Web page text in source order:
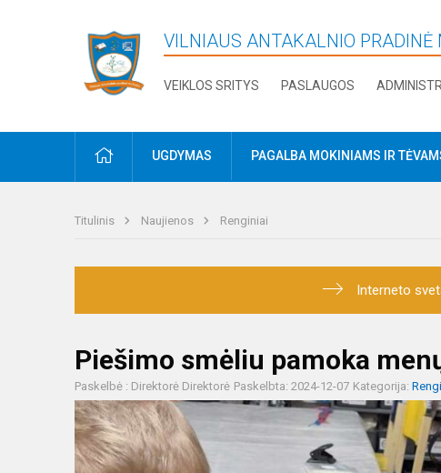
VILNIAUS ANTAKALNIO PRADINĖ
VEIKLOS SRITYS PASLAUGOS
PRADŽIAUGDYMAS PAGALBA MOKINIAMS IR
Titulinis Naujienos Renginiai
Interneto
Piešimo smėliu pamoka
Paskelbė : Direktorė Direktorė Paskelbta: 2024-12-07 Kategorija: